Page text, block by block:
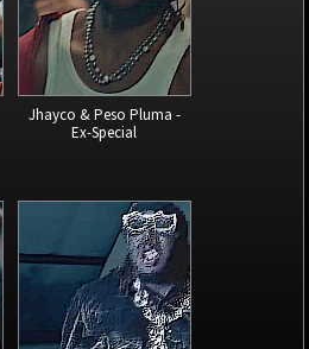
Jhayco & Peso Pluma -
Ex-Special